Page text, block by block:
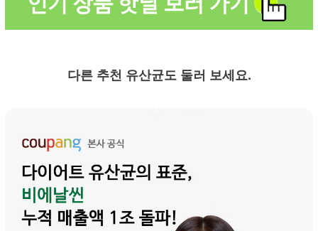
다른 추천 유산균도 둘러 보세요.